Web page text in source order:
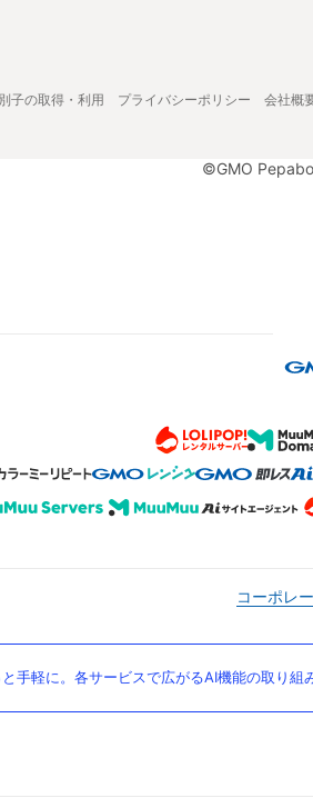
子の取得・利用 プライバシーポリシー 会社概
©GMO
コーポレ
手軽に。各サービスで広がるAI機能の取り組